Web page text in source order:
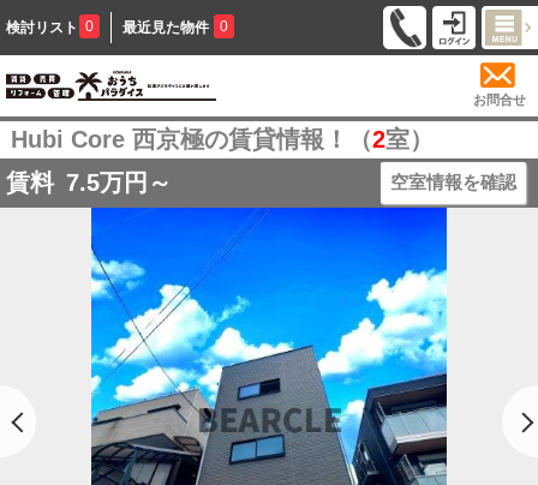
検討リスト 0 最近見た物件 0
お問合せ
Hubi Core 西京極の賃貸情報！（2室）
賃料 7.5万円～ 空室情報を確認